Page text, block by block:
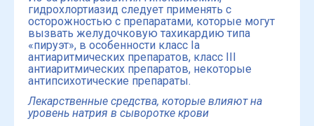
гидрохлортиазид следует применять с
осторожностью с препаратами, которые могут
вызвать желудочковую тахикардию типа
«пируэт», в особенности класс Iа
антиаритмических препаратов, класс III
антиаритмических препаратов, некоторые
антипсихотические препараты.
Лекарственные средства, которые влияют на
уровень натрия в сыворотке крови